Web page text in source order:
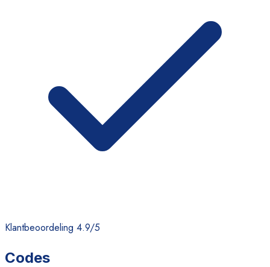
Klantbeoordeling 4.9/5
Codes